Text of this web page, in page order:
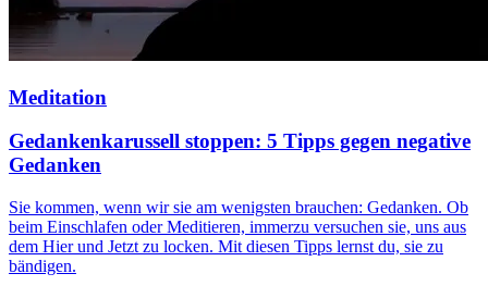
Meditation
Gedankenkarussell stoppen: 5 Tipps gegen negative
Gedanken
Sie kommen, wenn wir sie am wenigsten brauchen: Gedanken. Ob
beim Einschlafen oder Meditieren, immerzu versuchen sie, uns aus
dem Hier und Jetzt zu locken. Mit diesen Tipps lernst du, sie zu
bändigen.